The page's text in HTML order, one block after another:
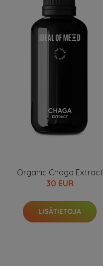
Organic Chaga Extract
30 EUR
LISÄTIETOJA